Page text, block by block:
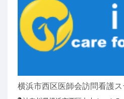
横浜市西区医師会訪問看護